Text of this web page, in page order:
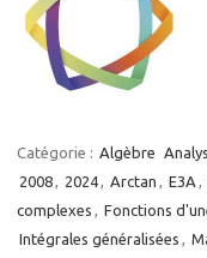
Catégorie : Algèbre
2008, 2024, Arctan , E3A ,
complexes , Fonctions
Intégrales généralisées ,